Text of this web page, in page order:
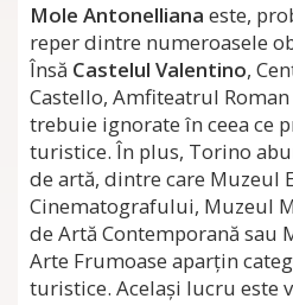
Mole Antonelliana este,
reper dintre numeroasele
Însă Castelul Valentino,
Castello, Amfiteatrul
trebuie ignorate în ceea ce
turistice. În plus, Torino
de artă, dintre care Muzeul
Cinematografului, Muzeul
de Artă Contemporană sau
Arte Frumoase aparţin
turistice. Acelaşi lucru este